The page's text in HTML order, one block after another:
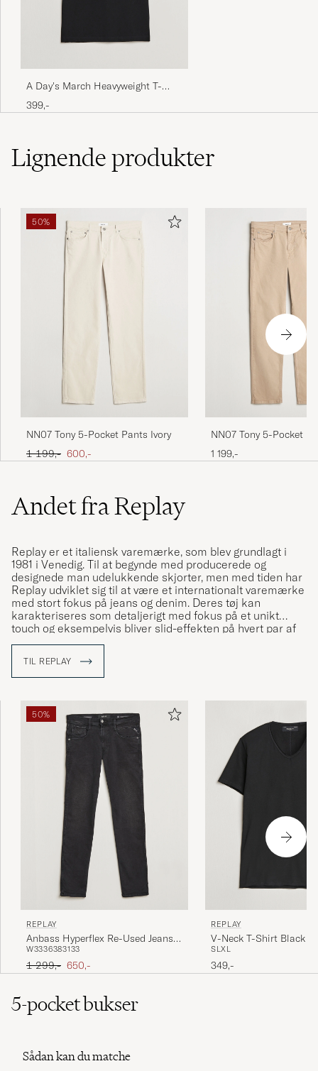
Bra kvalitet och passform
A Day's March Heavyweight T-
Shirt Black
399,-
Lignendeprodukter
50%
NN07 Tony 5-Pocket Pants Ivory
Ordinary pris
1 199,- Nedsat pris
600,-
NN07 Tony 5-Pocket
Beige
1 199,-
Andet fra Replay
Replay er et italiensk varemærke, som blev grundlagt i
1981 i Venedig. Til at begynde med producerede og
designede man udelukkende skjorter, men med tiden har
Replay udviklet sig til at være et internationalt varemærke
med stort fokus på jeans og denim. Deres tøj kan
karakteriseres som detaljerigt med fokus på et unikt
touch og eksempelvis bliver slid-effekten på hvert par af
deres jeans lavet i hånden, for at opnå det bedst mulige
TIL REPLAY
50%
REPLAY
Anbass Hyperflex Re-Used Jeans
Washed Black
W3336383133
Ordinary pris
1 299,- Nedsat pris
650,-
REPLAY
V-Neck T-Shirt Black
SLXL
349,-
5-pocket bukser
Sådan kan du matche